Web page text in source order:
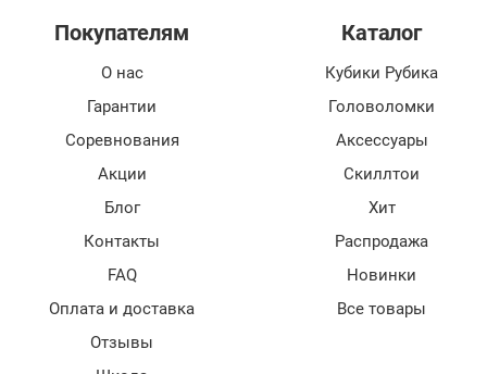
Покупателям
О нас
Гарантии
Соревнования
Акции
Блог
Контакты
FAQ
Оплата и доставка
Отзывы
Каталог
Кубики Рубика
Головоломки
Аксессуары
Скиллтои
Хит
Распродажа
Новинки
Все товары